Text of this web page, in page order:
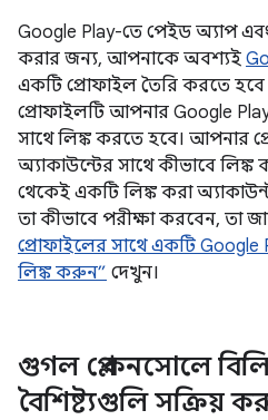
Google Play-তে পেইড অ্যাপ
করার জন্য, আপনাকে অবশ্যই
একটি প্রোফাইল তৈরি করতে
প্রোফাইলটি আপনার Google
সাথে লিঙ্ক করতে হবে। আপনার
অ্যাকাউন্টের সাথে কীভাবে
থেকেই একটি লিঙ্ক করা
তা কীভাবে পরীক্ষা করবেন, তা
প্রোফাইলের সাথে একটি Google
লিঙ্ক করুন” দেখুন।
গুগল প্লে কনসোলে
বৈশিষ্ট্যগুলি সক্রিয়